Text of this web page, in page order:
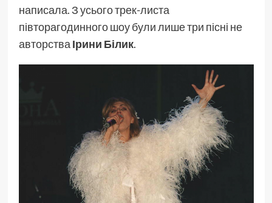
написала. З усього трек-листа
півторагодинного шоу були лише три пісні не
авторства Ірини Білик.